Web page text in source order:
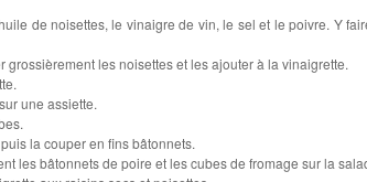
de noisettes, le vinaigre de vin, le sel et le poivre. Y
grossièrement les noisettes et les ajouter à la vinaigrette.
une assiette.
la couper en fins bâtonnets.
les bâtonnets de poire et les cubes de fromage sur la